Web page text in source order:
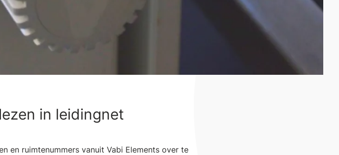
in leidingnet
en ruimtenummers vanuit Vabi Elements over te